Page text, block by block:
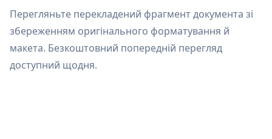
Перегляньте перекладений фрагмент документа зі
збереженням оригінального форматування й
макета. Безкоштовний попередній перегляд
доступний щодня.